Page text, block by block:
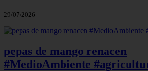
29/07/2026
pepas de mango renacen
#MedioAmbiente